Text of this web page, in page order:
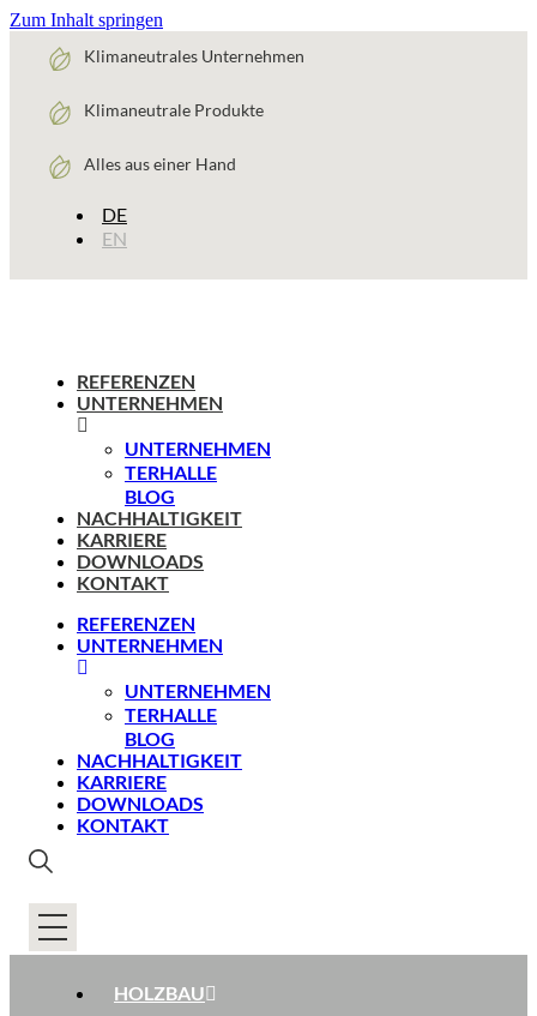
Zum Inhalt springen
Klimaneutrales Unternehmen
Klimaneutrale Produkte
Alles aus einer Hand
DE
EN
REFERENZEN
UNTERNEHMEN
UNTERNEHMEN
TERHALLE
BLOG
NACHHALTIGKEIT
KARRIERE
DOWNLOADS
KONTAKT
REFERENZEN
UNTERNEHMEN
UNTERNEHMEN
TERHALLE
BLOG
NACHHALTIGKEIT
KARRIERE
DOWNLOADS
KONTAKT
HOLZBAU